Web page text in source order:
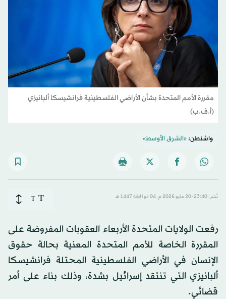
مقررة الأمم المتحدة بشأن الأراضي الفلسطينية فرانشيسكا ألبانيزي
(أ.ف.ب)
واشنطن:«الشرق الأوسط»
نُشر: 23:40-20 مايو 2026 م ـ 04 ذو الحِجّة 1447 هـ T
T
رفعت الولايات المتحدة الأربعاء العقوبات المفروضة على
المقررة الخاصة للأمم المتحدة المعنية بحالة حقوق
الإنسان في الأراضي الفلسطينية المحتلة فرانشيسكا
ألبانيزي التي تنتقد إسرائيل بشدة، وذلك بناء على أمر
قضائي.